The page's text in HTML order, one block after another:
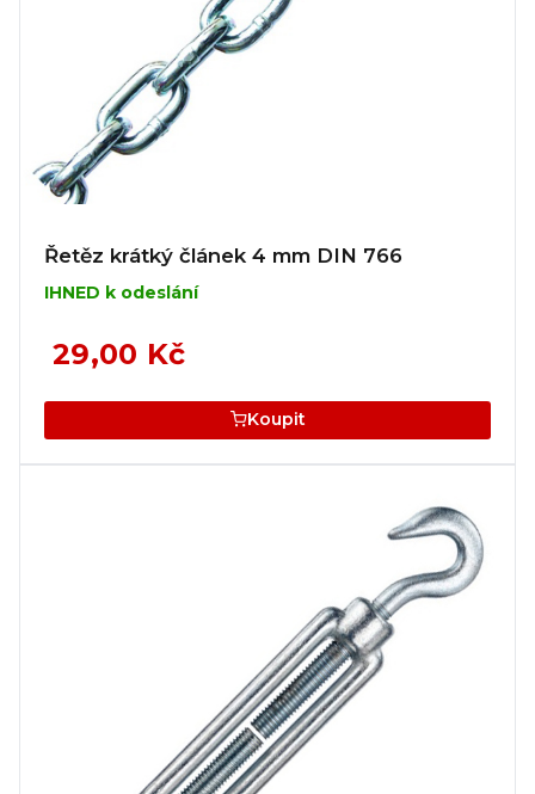
Řetěz krátký článek 4 mm DIN 766
IHNED k odeslání
29,00 Kč
Koupit